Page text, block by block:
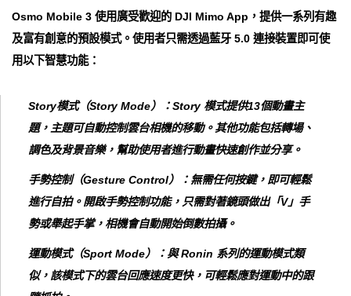
Osmo Mobile 3 使用廣受歡迎的 DJI Mimo App，提供一系列有趣
及富有創意的預設模式。使用者只需透過藍牙 5.0 連接裝置即可使
用以下智慧功能：
Story模式（Story Mode）：Story 模式提供13個動畫主
題，主題可自動控制雲台相機的移動。其他功能包括轉場、
調色及背景音樂，幫助使用者進行動畫快速創作並分享。
手勢控制（Gesture Control）：無需任何按鍵，即可輕鬆
進行自拍。開啟手勢控制功能，只需對著鏡頭做出「V」手
勢或舉起手掌，相機會自動開始倒數拍攝。
運動模式（Sport Mode）：與 Ronin 系列的運動模式類
似，該模式下的雲台回應速度更快，可輕鬆應對運動中的跟